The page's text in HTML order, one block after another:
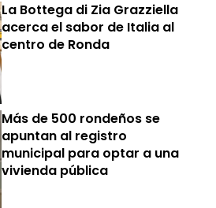
La Bottega di Zia Grazziella
acerca el sabor de Italia al
centro de Ronda
Más de 500 rondeños se
apuntan al registro
municipal para optar a una
vivienda pública